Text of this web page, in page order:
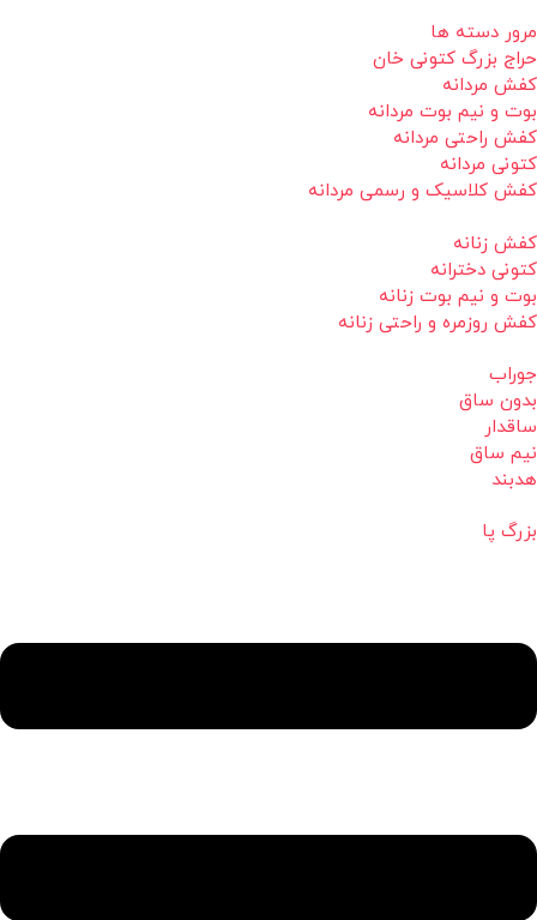
مرور دسته ها
حراج بزرگ کتونی خان
کفش مردانه
بوت و نیم بوت مردانه
کفش راحتی مردانه
کتونی مردانه
کفش کلاسیک و رسمی مردانه
کفش زنانه
کتونی دخترانه
بوت و نیم بوت زنانه
کفش روزمره و راحتی زنانه
جوراب
بدون ساق
ساقدار
نیم ساق
هدبند
بزرگ پا